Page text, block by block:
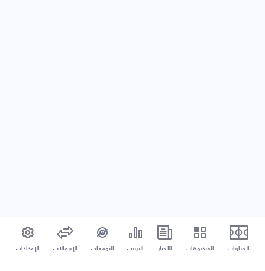
المباريات الفيديوهات الأخبار الترتيب التوقعات الإنتقالات الإعدادات